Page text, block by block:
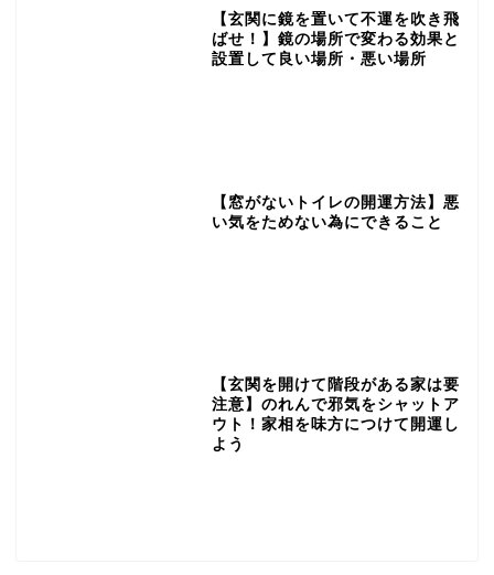
【玄関に鏡を置いて不運を吹き飛
ばせ！】鏡の場所で変わる効果と
設置して良い場所・悪い場所
【窓がないトイレの開運方法】悪
い気をためない為にできること
【玄関を開けて階段がある家は要
注意】のれんで邪気をシャットア
ウト！家相を味方につけて開運し
よう